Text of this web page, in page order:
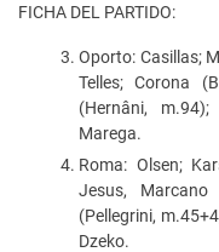
FICHA DEL PARTIDO:
Oporto: Casillas;
Telles; Corona
(Hernâni,
Marega.
Roma: Olsen;
Jesus,
(Pellegrini,
Dzeko.